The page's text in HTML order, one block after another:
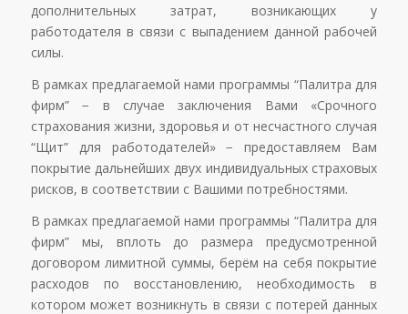
дополнительных затрат, возникающих у
работодателя в связи с выпадением данной рабочей
силы.
В рамках предлагаемой нами программы “Палитра для
фирм” − в случае заключения Вами «Срочного
страхования жизни, здоровья и от несчастного случая
“Щит” для работодателей» − предоставляем Вам
покрытие дальнейших двух индивидуальных страховых
рисков, в соответствии с Вашими потребностями.
В рамках предлагаемой нами программы “Палитра для
фирм” мы, вплоть до размера предусмотренной
договором лимитной суммы, берём на себя покрытие
расходов по восстановлению, необходимость в
котором может возникнуть в связи с потерей данных